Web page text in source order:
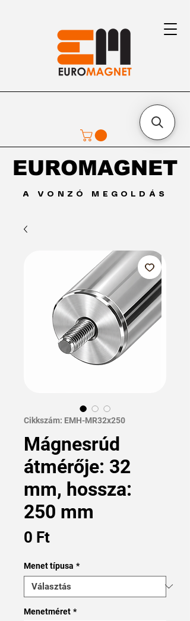
A VONZÓ MEGOLDÁS
EUROMAGNET
EUROMAGNET
Cikkszám: EMH-MR32x250
Mágnesrúd
átmérője: 32
mm, hossza:
250 mm
0 FtÁr
Menet típusa *
Menetméret *